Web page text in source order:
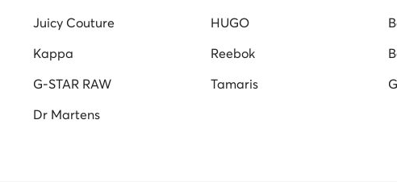
Juicy Couture HUGO
Kappa Reebok
G-STAR RAW Tamaris
Dr Martens